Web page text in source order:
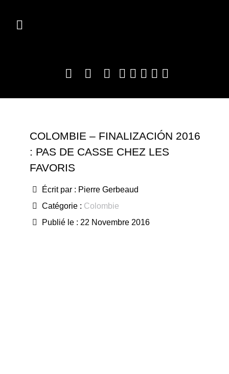
COLOMBIE – FINALIZACIÓN 2016
: PAS DE CASSE CHEZ LES
FAVORIS
Écrit par : Pierre Gerbeaud
Catégorie : Colombie
Publié le : 22 Novembre 2016